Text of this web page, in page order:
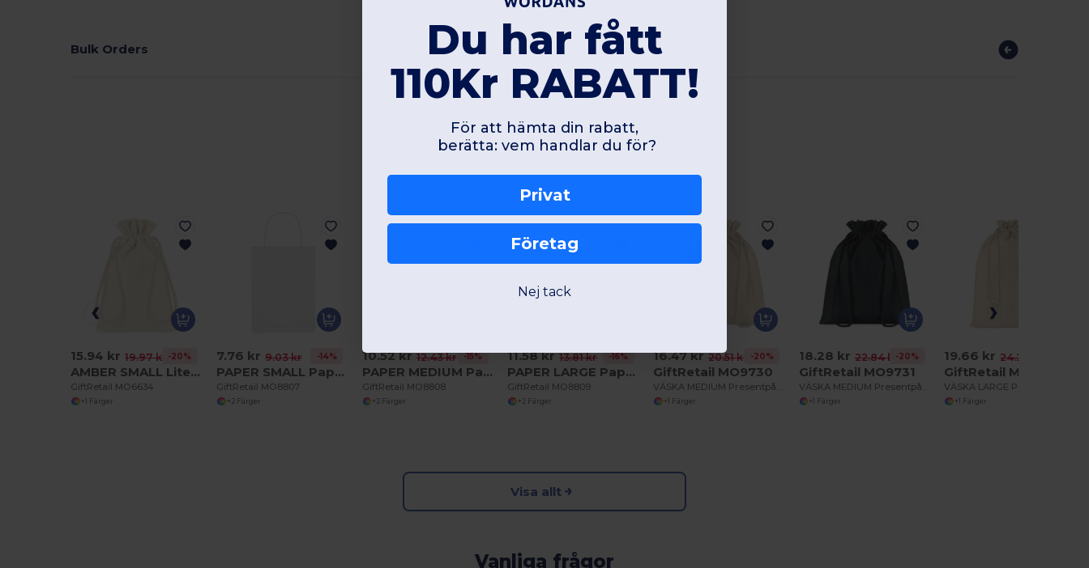
Bulk Orders
15.94 kr 19.97 kr -20%
AMBER SMALL Liten påse ekologisk bomull
GiftRetail MO6634
+1 Färger
7.76 kr 9.03 kr -14%
PAPER SMALL Papperspåse liten 150 gr/m²
GiftRetail MO8807
+2 Färger
10.52 kr 12.43 kr -15%
PAPER MEDIUM Papperspåse mellan 150 gr/m²
GiftRetail MO8808
+2 Färger
11.58 kr 13.81 kr -16%
PAPER LARGE Papperspåse stor 150 gr/m²
GiftRetail MO8809
+2 Färger
16.47 kr 20.51 kr -20%
GiftRetail MO9730
+1 Färger
18.28 kr 22.84 kr-20%
GiftRetail MO9731
+1 Färger
19.66 kr 24.23 kr
GiftRetail MO9732
+1 Färger
Visa allt
Vanliga frågor
Du har fått
110Kr RABATT!
För att hämta din rabatt,
berätta: vem handlar du för?
Privat
Företag
Nej tack